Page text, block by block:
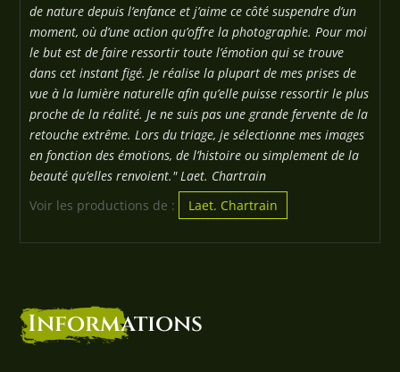
de nature depuis l’enfance et j’aime ce côté suspendre d’un
moment, où d’une action qu’offre la photographie. Pour moi
le but est de faire ressortir toute l’émotion qui se trouve
dans cet instant figé. Je réalise la plupart de mes prises de
vue à la lumière naturelle afin qu’elle puisse ressortir le plus
proche de la réalité. Je ne suis pas une grande fervente de la
retouche extrême. Lors du triage, je sélectionne mes images
en fonction des émotions, de l’histoire ou simplement de la
beauté qu’elles renvoient." Laet. Chartrain
Voir les productions de :
Laet. Chartrain
Informations